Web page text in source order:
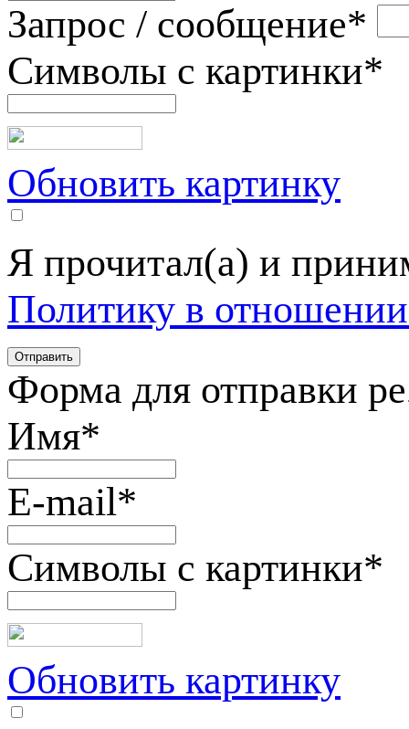
Запрос / сообщение*
Символы с картинки*
Обновить картинку
Я прочитал(а) и
Политику в
Форма для отправки
Имя*
E-mail*
Символы с картинки*
Обновить картинку